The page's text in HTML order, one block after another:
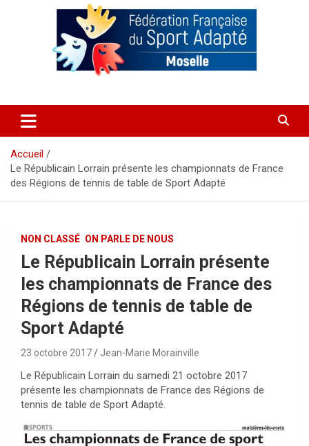
Comité Départemental de Sport
Adapté de Moselle 57
Accueil
Le Républicain Lorrain présente les championnats de France
des Régions de tennis de table de Sport Adapté
NON CLASSÉ ON PARLE DE NOUS
Le Républicain Lorrain présente
les championnats de France des
Régions de tennis de table de
Sport Adapté
23 octobre 2017 Jean-Marie Morainville
Le Républicain Lorrain du samedi 21 octobre 2017
présente les championnats de France des Régions de
tennis de table de Sport Adapté.